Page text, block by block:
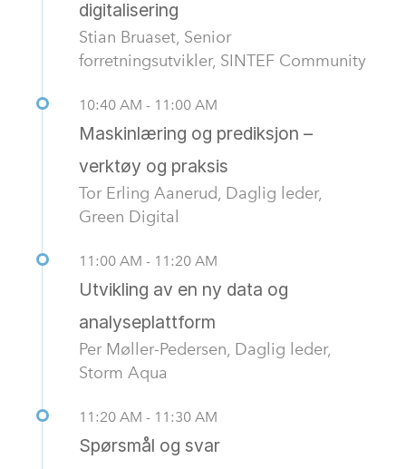
digitalisering
Stian Bruaset, Senior
forretningsutvikler, SINTEF Community
10:40 AM - 11:00 AM
Maskinlæring og prediksjon –
verktøy og praksis
Tor Erling Aanerud, Daglig leder,
Green Digital
11:00 AM - 11:20 AM
Utvikling av en ny data og
analyseplattform
Per Møller-Pedersen, Daglig leder,
Storm Aqua
11:20 AM - 11:30 AM
Spørsmål og svar